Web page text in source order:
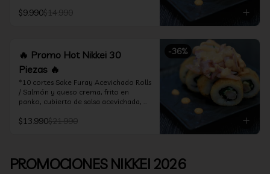
$9.990$14.990
-36%
🔥 Promo Hot Nikkei 30
Piezas 🔥
*10 cortes Sake Furay Acevichado Rolls
/ Salmón y queso crema, frito en
panko, cubierto de salsa acevichada,
*10 cortes Maguro Acevichado Rolls /
$13.990$21.990
PROMOCIONES NIKKEI 2026